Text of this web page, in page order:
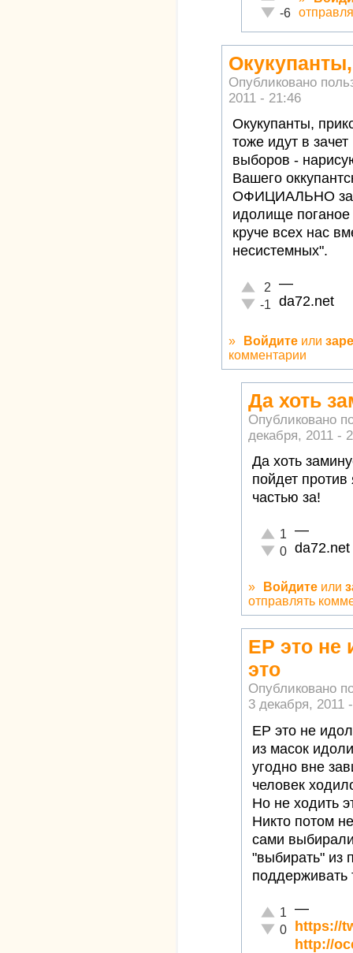
Неадекватно!
-6
Опубликовано
2011 - 21:46
Окукупанты,
тоже идут в
выборов -
Вашего
ОФИЦИАЛЬНО
идолище
круче всех нас
несистемных".
Отлично!
2
Неадекватно!
-1
—
da72.net
» Войдите или
комментарии
Да хоть
Опубликовано
декабря, 2011 -
Да хоть
пойдет
частью за!
Отлично!
1
Неадекватно!
0
—
da72.net
» Войдите или
отправлять
ЕР это не
это
Опубликовано
3 декабря, 2011
ЕР это не
из масок
угодно вне
человек
Но не ходить
Никто потом
сами
"выбирать" из
поддерживать
Отлично!
1
Неадекватно!
0
—
https://
http://